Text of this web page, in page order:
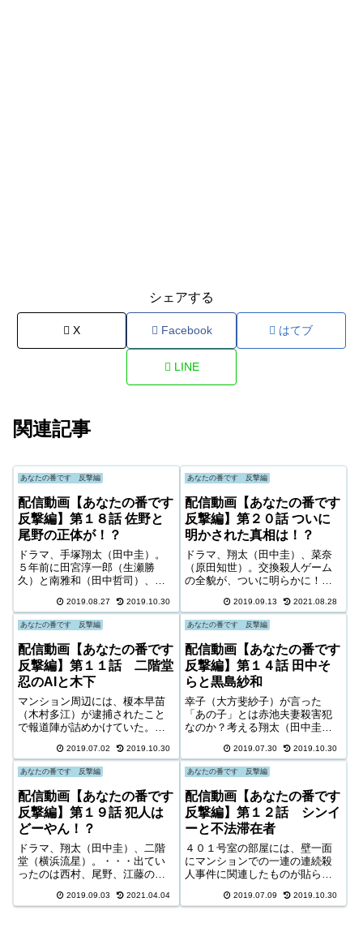
シェアする
X Facebook はてブ
LINE
関連記事
あなたの番です 反撃編
配信動画【あなたの番です
反撃編】第１８話 佐野と
尾野の正体が！？
ドラマ、手塚翔太（田中圭）。
５年前に田宮淳一郎（生瀬勝
久）と南雅和（田中哲司）、黒
た時の話がマンションの一連の
殺人事件の始まりのように思え
ます。特に、尾野幹葉（奈
緒）・・・ｗこのドラマはすん
なり終わらないで、「最終章
は、劇場版で！！」ってことで
2019.08.27 2019.10.30
あなたの番です 反撃編
配信動画【あなたの番です
反撃編】第２０話 ついに
明かされた真相は！？
ドラマ、翔太（田中圭）、菜奈
（原田知世）。交換殺人ゲーム
の全貌が、ついに明らかに！！
星）か！？黒島（西野七瀬）
か！？それとも・・・！？黒幕
が語る驚愕の真相とはーー！？
最後の最後まで衝撃の連続！！
見届けるのは・・・あなたの番
です。
2019.09.13 2021.08.28
あなたの番です 反撃編
配信動画【あなたの番です
反撃編】第１１話 二階堂
忍のAIと木下
マンション周辺には、榎本早苗
（木村多江）が逮捕されたこと
で報道陣が詰めかけていた。藤
で、ドクター山際の殺害に関し
て早苗は完全黙秘をしていると
いう週刊誌の記事を読みなが
ら、落ち着いてはいられなかっ
た。
2019.07.02 2019.10.30
あなたの番です 反撃編
配信動画【あなたの番です
反撃編】第１４話 田中そ
らと黒島紗和
幸子（大方斐紗子）が言った
「あの子」とは赤池夫妻殺害犯
なのか？考える翔太（田中圭）
目覚めたという連絡が入る。急
いで病室に向かうが、久住の様
子は以前と変わってい
て・・・。配信動画 あなたの番
です 反撃編 第１４話 田中そら
と黒島紗和
2019.07.30 2019.10.30
あなたの番です 反撃編
配信動画【あなたの番です
反撃編】第１９話 犯人は
どーやん！？
ドラマ、翔太（田中圭）、二階
堂（横浜流星）。・・・出てい
ったのは西村、尾野、江藤の３
て、ホテルで待っていた翔太と
2019.09.03 2021.04.04
あなたの番です 反撃編
配信動画【あなたの番です
反撃編】第１２話 シンイ
ーと不法滞在者
４０１号室の部屋には、壁一面
にマンションでの一連の連続殺
人事件に関連したものが貼られ
ごとの捨てられた紙ゴミなどが
2019.07.09 2019.10.30